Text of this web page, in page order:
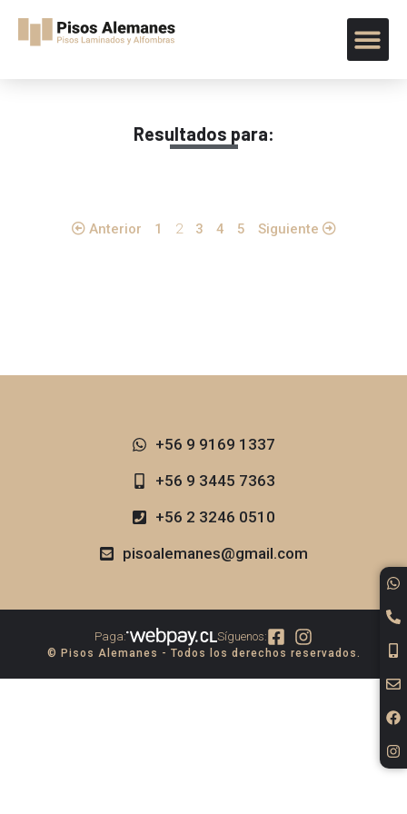
Resultados para:
Anterior 1 2 3 4 5 Siguiente
+56 9 9169 1337​
+56 9 3445 7363
+56 2 3246 0510
pisoalemanes@gmail.com
Paga: Síguenos:
© Pisos Alemanes - Todos los derechos reservados.